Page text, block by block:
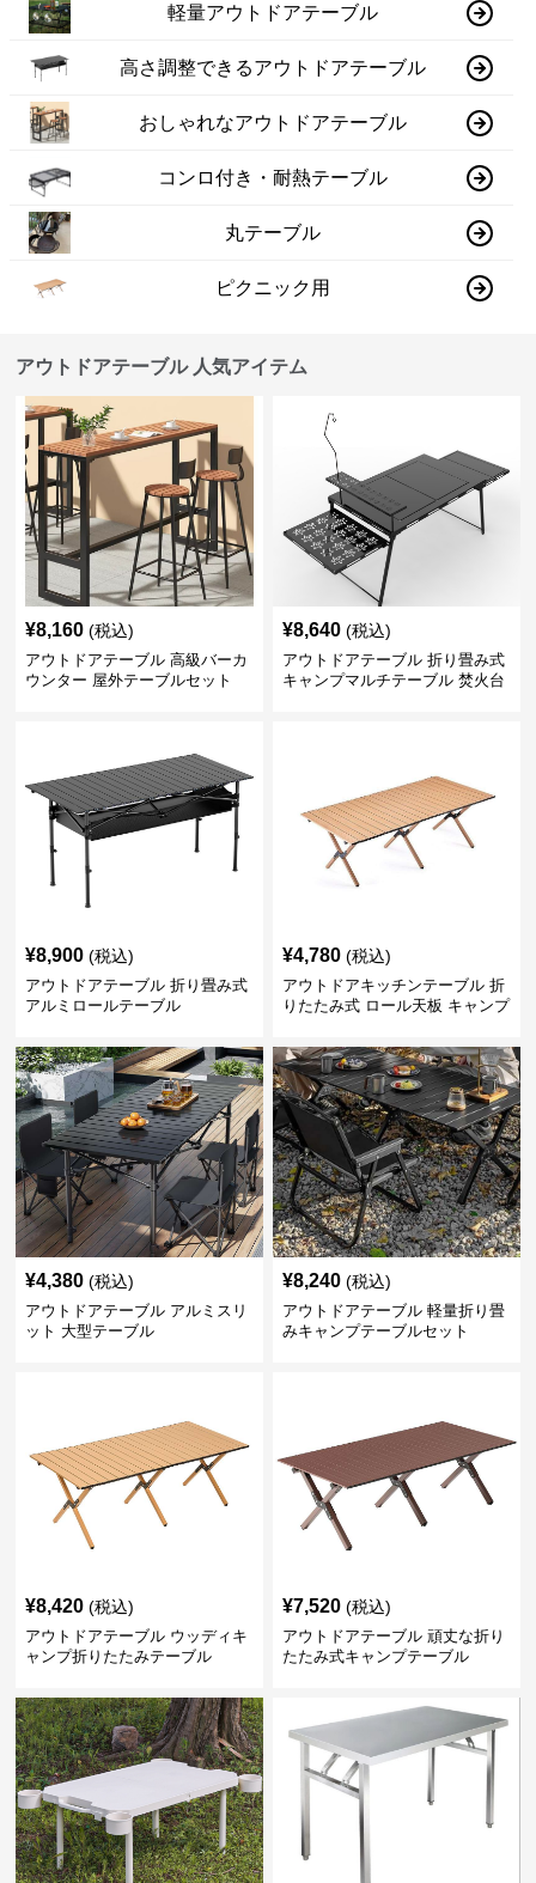
軽量アウトドアテーブル
高さ調整できるアウトドアテーブル
おしゃれなアウトドアテーブル
コンロ付き・耐熱テーブル
丸テーブル
ピクニック用
アウトドアテーブル 人気アイテム
¥8,160 (税込)
アウトドアテーブル 高級バーカ
ウンター 屋外テーブルセット
¥8,640 (税込)
アウトドアテーブル 折り畳み式
キャンプマルチテーブル 焚火台
¥8,900 (税込)
アウトドアテーブル 折り畳み式
アルミロールテーブル
¥4,780 (税込)
アウトドアキッチンテーブル 折
りたたみ式 ロール天板 キャンプ
¥4,380 (税込)
アウトドアテーブル アルミスリ
ット 大型テーブル
¥8,240 (税込)
アウトドアテーブル 軽量折り畳
みキャンプテーブルセット
¥8,420 (税込)
アウトドアテーブル ウッディキ
ャンプ折りたたみテーブル
¥7,520 (税込)
アウトドアテーブル 頑丈な折り
たたみ式キャンプテーブル